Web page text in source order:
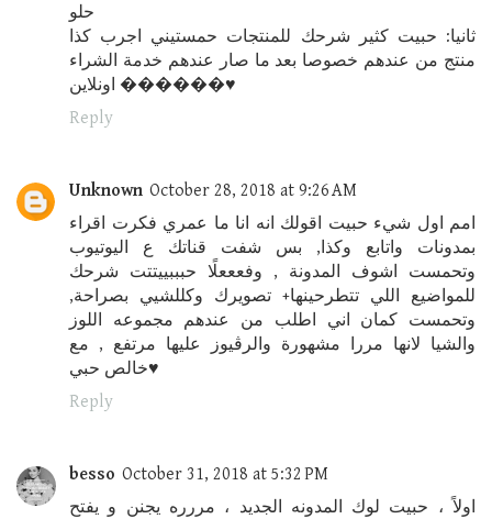
حلو
ثانيا: حبيت كثير شرحك للمنتجات حمستيني اجرب كذا
منتج من عندهم خصوصا بعد ما صار عندهم خدمة الشراء
اونلاين ������♥️
Reply
Unknown October 28, 2018 at 9:26 AM
امم اول شيء حبيت اقولك انه انا ما عمري فكرت اقراء
بمدونات واتابع وكذا, بس شفت قناتك ع اليوتيوب
وتحمست اشوف المدونة , وفعععلًا حبببييتتت شرحك
للمواضيع اللي تتطرحينها+ تصويرك وكللشيي بصراحة,
وتحمست كمان اني اطلب من عندهم مجموعه اللوز
والشيا لانها مررا مشهورة والرڤيوز عليها مرتفع , مع
خالص حبي♥️
Reply
besso October 31, 2018 at 5:32 PM
اولاً ، حبيت لوك المدونه الجديد ، مررره يجنن و يفتح